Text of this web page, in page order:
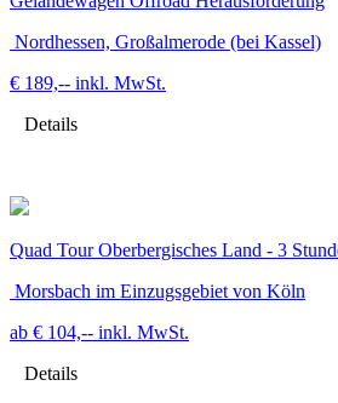
Nordhessen, Großalmerode (bei Kassel)
€ 189,-- inkl. MwSt.
Details
Quad Tour Oberbergisches Land - 3
Morsbach im Einzugsgebiet von Köln
ab € 104,-- inkl. MwSt.
Details